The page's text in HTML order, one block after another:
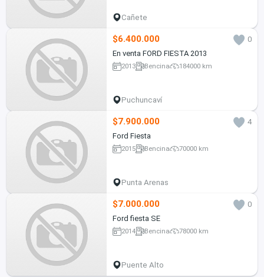
Cañete
$6.400.000
0
En venta FORD FIESTA 2013
2013 Bencina 184000 km
Puchuncaví
$7.900.000
4
Ford Fiesta
2015 Bencina 70000 km
Punta Arenas
$7.000.000
0
Ford fiesta SE
2014 Bencina 78000 km
Puente Alto